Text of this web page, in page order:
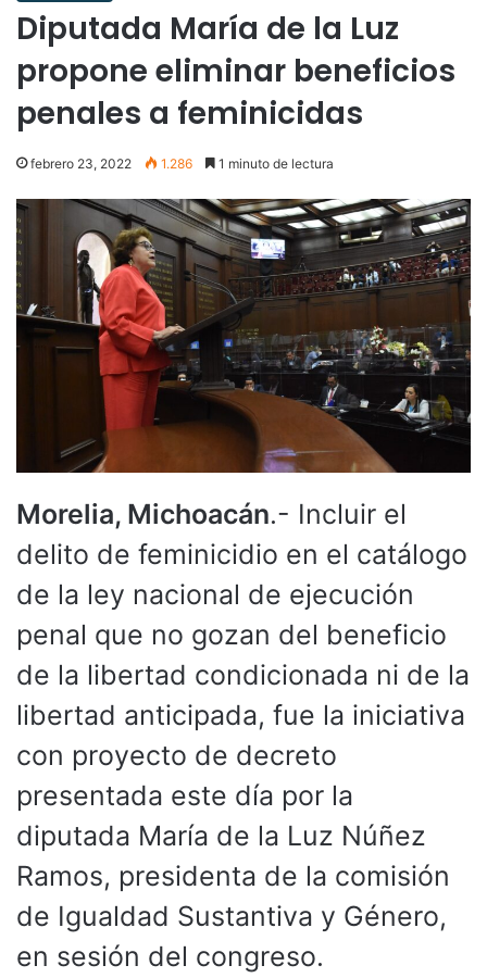
Diputada María de la Luz
propone eliminar beneficios
penales a feminicidas
febrero 23, 2022 1.286 1 minuto de lectura
Morelia, Michoacán.- Incluir el
delito de feminicidio en el catálogo
de la ley nacional de ejecución
penal que no gozan del beneficio
de la libertad condicionada ni de la
libertad anticipada, fue la iniciativa
con proyecto de decreto
presentada este día por la
diputada María de la Luz Núñez
Ramos, presidenta de la comisión
de Igualdad Sustantiva y Género,
en sesión del congreso.